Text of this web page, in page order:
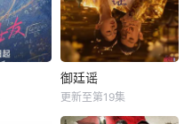
御廷谣
更新至第19集